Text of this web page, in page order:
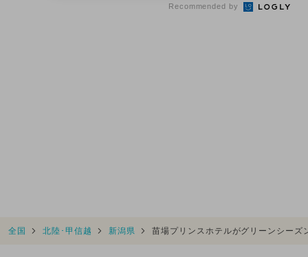
Recommended by
全国 北陸･甲信越 新潟県 苗場プリンスホテルがグリーンシー